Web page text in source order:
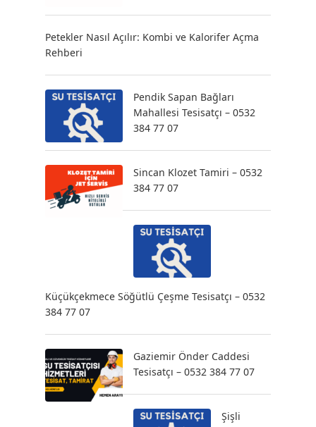
Petekler Nasıl Açılır: Kombi ve Kalorifer Açma
Rehberi
Pendik Sapan Bağları
Mahallesi Tesisatçı – 0532
384 77 07
Sincan Klozet Tamiri – 0532
384 77 07
Küçükçekmece Söğütlü Çeşme Tesisatçı – 0532
384 77 07
Gaziemir Önder Caddesi
Tesisatçı – 0532 384 77 07
Şişli